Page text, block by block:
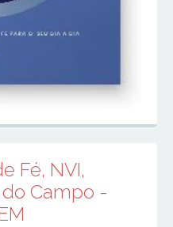
Fé, NVI,
Campo -